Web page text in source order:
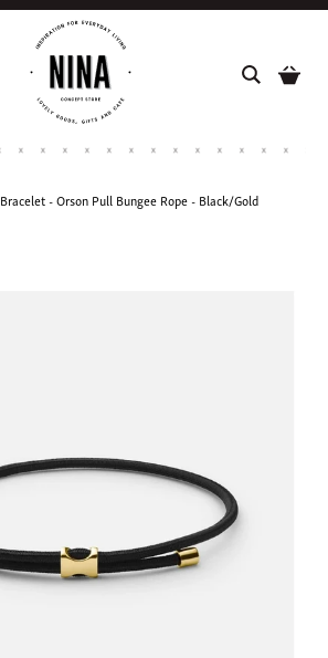
Bracelet - Orson Pull Bungee Rope - Black/Gold